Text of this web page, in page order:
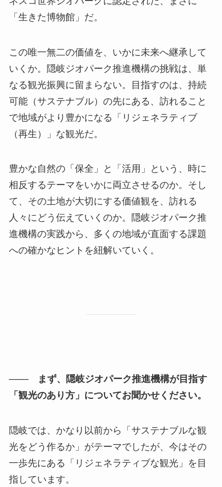
「生きた博物館」だ。
この唯一無二の価値を、いかに未来へ継承して
いくか。隠岐ジオパーク推進機構の挑戦は、単
なる観光振興に留まらない。目指すのは、持続
可能（サステナブル）の先にある、訪れること
で地域がより豊かになる「リジェネラティブ
（再生）」な観光だ。
豊かな自然の「保全」と「活用」という、時に
相反するテーマをいかに両立させるのか。そし
て、その土地が大切にする価値観を、訪れる
人々にどう伝えていくのか。隠岐ジオパーク推
進機構の実践から、多くの地域が直面する課題
への確かなヒントを紐解いていく。
─── まず、隠岐ジオパーク推進機構が目指す
「観光のあり方」についてお聞かせください。
隠岐では、かなり以前から「サステナブルな観
光をどう作るか」がテーマでしたが、今はその
一歩先にある「リジェネラティブな観光」を目
指しています。